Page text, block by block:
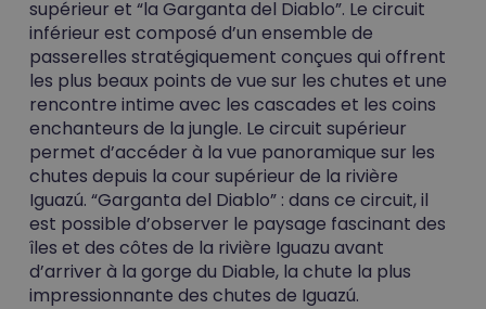
supérieur et “la Garganta del Diablo”. Le circuit
inférieur est composé d’un ensemble de
passerelles stratégiquement conçues qui offrent
les plus beaux points de vue sur les chutes et une
rencontre intime avec les cascades et les coins
enchanteurs de la jungle. Le circuit supérieur
permet d’accéder à la vue panoramique sur les
chutes depuis la cour supérieur de la rivière
Iguazú. “Garganta del Diablo” : dans ce circuit, il
est possible d’observer le paysage fascinant des
îles et des côtes de la rivière Iguazu avant
d’arriver à la gorge du Diable, la chute la plus
impressionnante des chutes de Iguazú.